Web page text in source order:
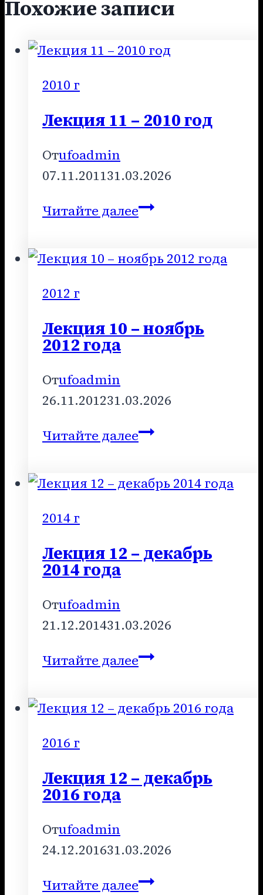
Похожие записи
2010 г
Лекция 11 – 2010 год
Отufoadmin
07.11.201131.03.2026
Читайте далееЛекция
–
2010
2012 г
Лекция 10 – ноябрь
2012 года
Отufoadmin
26.11.201231.03.2026
Читайте далееЛекция
ноябрь
2014 г
Лекция 12 – декабрь
2014 года
Отufoadmin
21.12.201431.03.2026
Читайте далееЛекция
декабрь
2016 г
Лекция 12 – декабрь
2016 года
Отufoadmin
24.12.201631.03.2026
Читайте далееЛекция